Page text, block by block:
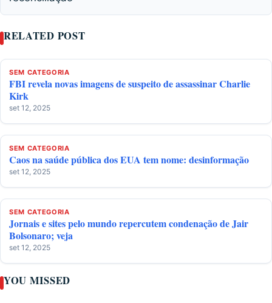
RELATED POST
SEM CATEGORIA
FBI revela novas imagens de suspeito de assassinar Charlie
Kirk
set 12, 2025
SEM CATEGORIA
Caos na saúde pública dos EUA tem nome: desinformação
set 12, 2025
SEM CATEGORIA
Jornais e sites pelo mundo repercutem condenação de Jair
Bolsonaro; veja
set 12, 2025
YOU MISSED